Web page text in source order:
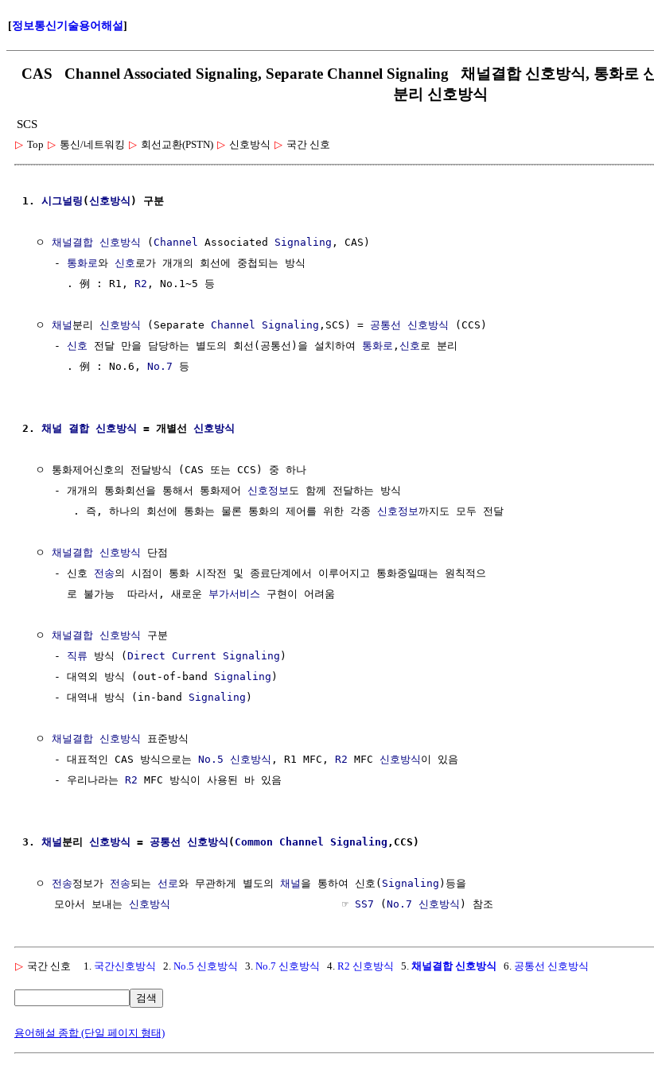
[정보통신기술용어해설]
CAS Channel Associated Signaling, Separate Channel Signaling 채널결합 신호방식, 통화로
분리 신호방식
SCS
▷ Top ▷ 통신/네트워킹 ▷ 회선교환(PSTN) ▷ 신호방식 ▷ 국간 신호
1. 시그널링 (신호방식 ) 구분
  ㅇ
채널결합 신호방식 (Channel Associated Signaling , CAS)
     -
통화로와 신호 로가 개개의 회선에 중첩되는 방식
       . 例 : R1,
R2 , No.1~5 등
  ㅇ
채널 분리 신호방식 (Separate Channel Signaling ,SCS) = 공통선 신호방식
(CCS)
     -
신호 전달 만을 담당하는 별도의 회선(공통선)을 설치하여 통화로 , 신호 로 분리
       . 例 : No.6,
No.7 등
2. 채널 결합 신호방식 = 개별선 신호방식
  ㅇ 통화제어신호의 전달방식 (CAS 또는 CCS) 중 하나
     - 개개의 통화회선을 통해서 통화제어
신호정보 도 함께 전달하는 방식
        . 즉, 하나의 회선에 통화는 물론 통화의 제어를 위한 각종
신호정보까지도 모두 전달
  ㅇ
채널결합 신호방식
단점
     - 신호
전송의 시점이 통화 시작전 및 종료단계에서 이루어지고 통화중일때는 원칙적으
       로 불가능  따라서, 새로운
부가서비스 구현이 어려움
  ㅇ
채널결합 신호방식
구분
     -
직류 방식 (Direct Current Signaling )
     - 대역외 방식 (out-of-band
Signaling )
     - 대역내 방식 (in-band
Signaling )
  ㅇ
채널결합 신호방식
표준방식
     - 대표적인 CAS 방식으로는
No.5 신호방식 , R1 MFC, R2 MFC 신호방식 이 있음
     - 우리나라는
R2 MFC 방식이 사용된 바 있음
3. 채널분리 신호방식 = 공통선 신호방식 ( Common Channel Signaling ,CCS)
  ㅇ
전송정보가 전송되는 선로와 무관하게 별도의 채널 을 통하여 신호( Signaling )등을
     모아서 보내는
신호방식
                           ☞
SS7 (No.7 신호방식
▷ 국간 신호 1. 국간신호방식 2. No.5 신호방식 3. No.7 신호방식 4. R2 신호방식 5. 채널결합 신호방식 6. 공통선 신호방식
검색
용어해설 종합 (단일 페이지 형태)